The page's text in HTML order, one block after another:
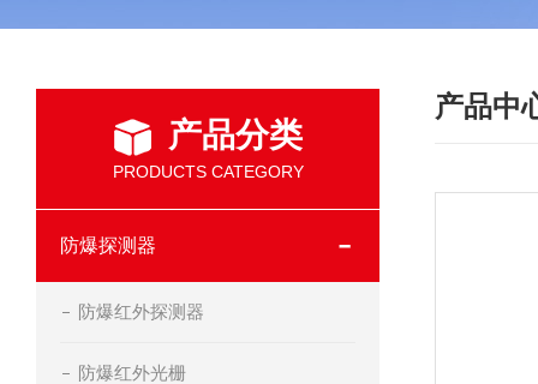
产品分类
PRODUCTS CATEGORY
防爆探测器
防爆红外探测器
防爆红外光栅
产品中